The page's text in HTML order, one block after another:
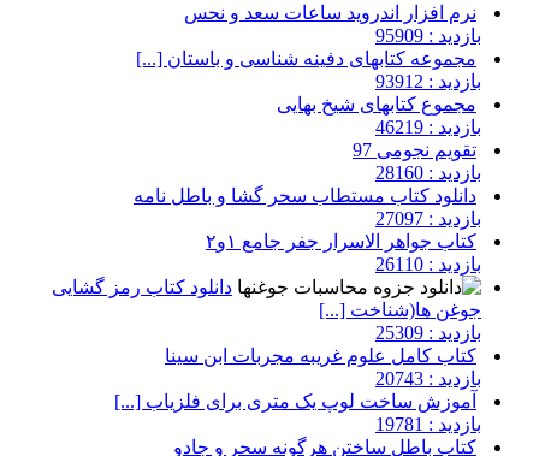
نرم افزار اندروید ساعات سعد و نحس
بازدید : 95909
مجموعه کتابهای دفینه شناسی و باستان [...]
بازدید : 93912
مجموع کتابهای شیخ بهایی
بازدید : 46219
تقویم نجومی 97
بازدید : 28160
دانلود کتاب مستطاب سحر گشا و باطل نامه
بازدید : 27097
کتاب جواهر الاسرار جفر جامع ۱و۲
بازدید : 26110
دانلود کتاب رمز گشایی
جوغن ها(شناخت [...]
بازدید : 25309
کتاب کامل علوم غریبه مجربات ابن سینا
بازدید : 20743
آموزش ساخت لوپ یک متری برای فلزیاب [...]
بازدید : 19781
کتاب باطل ساختن هرگونه سحر و جادو